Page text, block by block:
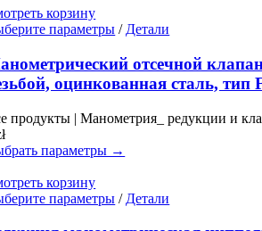
странице
товара.
корзину
параметры Этот
имеет
несколько
вариаций.
можно
на
/ Детали
отсечной
оцинкованная сталь, тип
продукты | Манометрия_ редукции и
параметры →
корзину
параметры Этот
/ Детали